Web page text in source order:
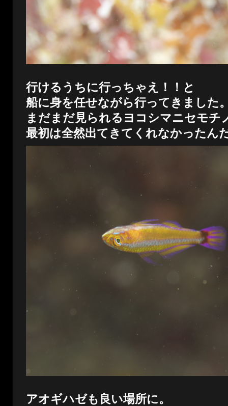
行けるうちに行っちゃえ！！と
船に身を任せながら行ってきました
まだまだ見られるヨコシマニセモチ
最初は全然出てきてくれなかったん
アオギハゼも良い場所に。